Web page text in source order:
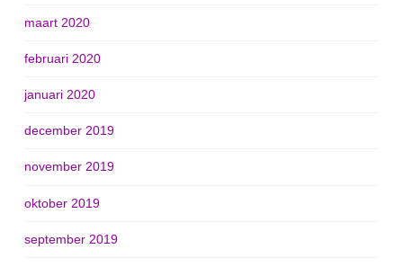
maart 2020
februari 2020
januari 2020
december 2019
november 2019
oktober 2019
september 2019